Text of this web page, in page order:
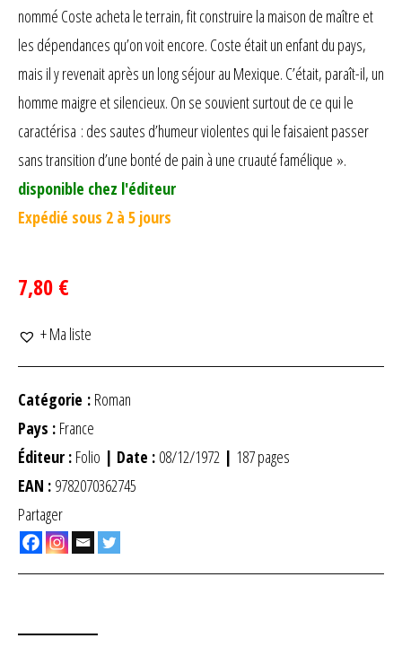
nommé Coste acheta le terrain, fit construire la maison de maître et
les dépendances qu’on voit encore. Coste était un enfant du pays,
mais il y revenait après un long séjour au Mexique. C’était, paraît-il, un
homme maigre et silencieux. On se souvient surtout de ce qui le
caractérisa : des sautes d’humeur violentes qui le faisaient passer
sans transition d’une bonté de pain à une cruauté famélique ».
disponible chez l'éditeur
Expédié sous 2 à 5 jours
7,80 €
+ Ma liste
Catégorie : Roman
Pays : France
Éditeur : Folio | Date : 08/12/1972 | 187 pages
EAN : 9782070362745
Partager